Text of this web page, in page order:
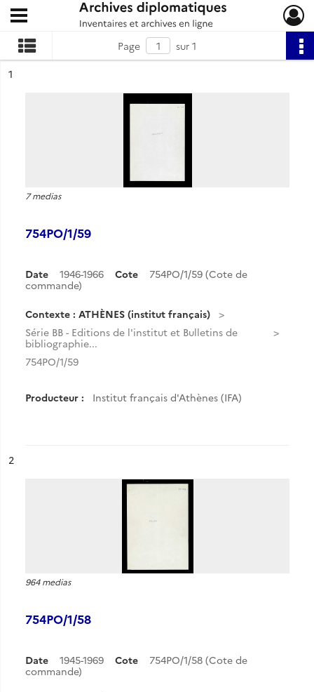
Archives diplomatiques
Ouvrir le menu déroulant
Page
sur 1
n°
1
7 medias
754PO/1/59
Date 1946-1966 Cote
754PO/1/59 (Cote de
commande)
Contexte : ATHÈNES (institut français)
Série BB - Editions de l'institut et Bulletins de
bibliographie...
754PO/1/59
Producteur : Institut français d'Athènes (IFA)
n°
2
964 medias
754PO/1/58
Date 1945-1969 Cote
754PO/1/58 (Cote de
commande)